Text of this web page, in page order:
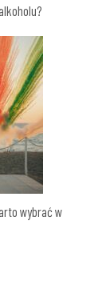
wybrać w